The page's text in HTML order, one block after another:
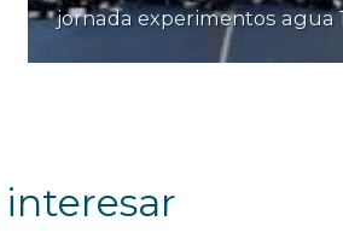
jornada experimentos agua